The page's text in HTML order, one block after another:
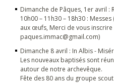
Dimanche de Pâques, 1er avril :
10h00 – 11h30 – 18h30 :
aux œufs, Merci de vous inscrire
paques.immac@gmail.com)
Dimanche 8 avril : In Albis -
Les nouveaux baptisés sont
autour de notre archevêque.
Fête des 80 ans du groupe